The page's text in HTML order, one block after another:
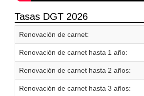
Tasas DGT 2026
Renovación de carnet:
Renovación de carnet hasta 1 año:
Renovación de carnet hasta 2 años:
Renovación de carnet hasta 3 años: